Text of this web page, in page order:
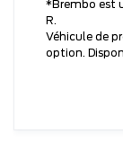
*Brembo est
R.
Véhicule de
option.